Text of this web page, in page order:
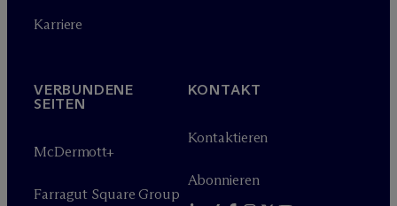
Karriere
VERBUNDENE
SEITEN
McDermott+
Farragut Square Group
KONTAKT
Kontaktieren
Abonnieren